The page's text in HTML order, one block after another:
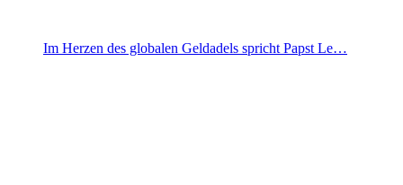
Im Herzen des globalen Geldadels spricht Papst Le…